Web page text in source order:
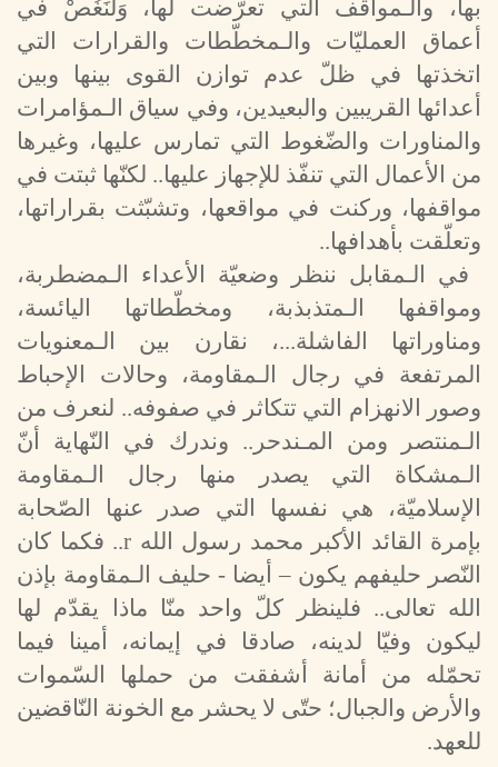
بها، والـمواقف التي تعرّضت لها، وَلْنَغُصْ في
أعماق العمليّات والـمخطّطات والقرارات التي
اتخذتها في ظلّ عدم توازن القوى بينها وبين
أعدائها القريبين والبعيدين، وفي سياق الـمؤامرات
والمناورات والضّغوط التي تمارس عليها، وغيرها
من الأعمال التي تنفّذ للإجهاز عليها.. لكنّها ثبتت في
مواقفها، وركنت في مواقعها، وتشبّثت بقراراتها،
وتعلّقت بأهدافها..
في الـمقابل ننظر وضعيّة الأعداء الـمضطربة،
ومواقفها الـمتذبذبة، ومخطّطاتها اليائسة،
ومناوراتها الفاشلة...، نقارن بين الـمعنويات
المرتفعة في رجال الـمقاومة، وحالات الإحباط
وصور الانهزام التي تتكاثر في صفوفه.. لنعرف من
الـمنتصر ومن المـندحر.. وندرك في النّهاية أنّ
الـمشكاة التي يصدر منها رجال الـمقاومة
الإسلاميّة، هي نفسها التي صدر عنها الصّحابة
بإمرة القائد الأكبر محمد رسول الله r.. فكما كان
النّصر حليفهم يكون – أيضا - حليف الـمقاومة بإذن
الله تعالى.. فلينظر كلّ واحد منّا ماذا يقدّم لها
ليكون وفيّا لدينه، صادقا في إيمانه، أمينا فيما
تحمّله من أمانة أشفقت من حملها السّموات
والأرض والجبال؛ حتّى لا يحشر مع الخونة النّاقضين
للعهد.